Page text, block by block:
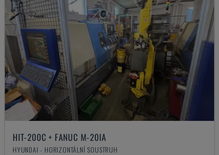
HIT-200C + FANUC M-20IA
HYUNDAI - HORIZONTÁLNÍ SOUSTRUH